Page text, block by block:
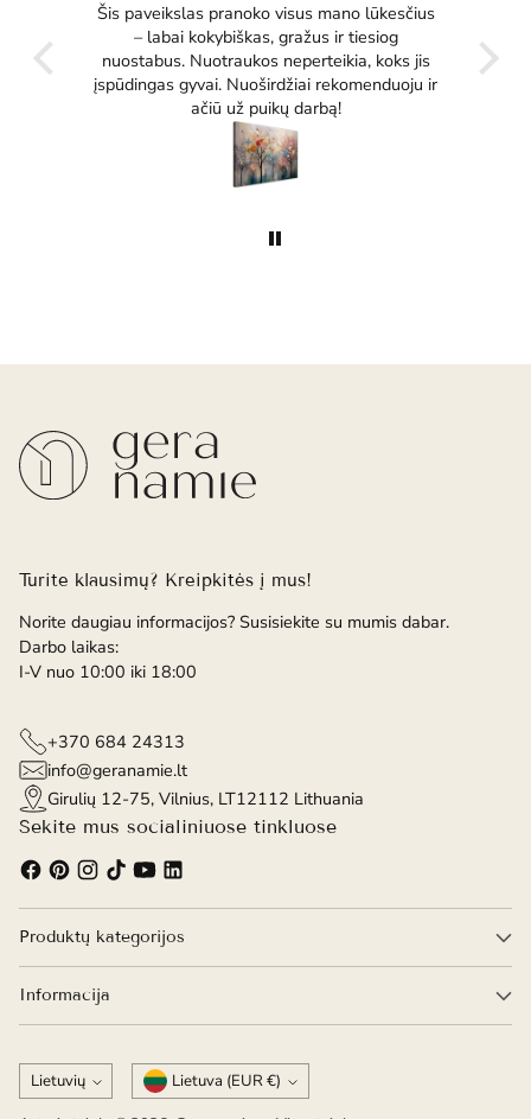
Šis paveikslas pranoko visus mano lūkesčius
– labai kokybiškas, gražus ir tiesiog
nuostabus. Nuotraukos neperteikia, koks jis
įspūdingas gyvai. Nuoširdžiai rekomenduoju ir
ačiū už puikų darbą!
Turite klausimų? Kreipkitės į mus!
Norite daugiau informacijos? Susisiekite su mumis dabar.
Darbo laikas:
I-V nuo 10:00 iki 18:00
+370 684 24313
info@geranamie.lt
Girulių 12-75, Vilnius, LT12112 Lithuania
Sekite mus socialiniuose tinkluose
Produktų kategorijos
Informacija
Kalba
Lietuvių Valiuta
Lietuva (EUR €)